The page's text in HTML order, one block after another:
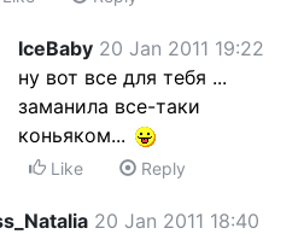
IceBaby 20 Jan 2011 19:22
ну вот все для тебя ...
заманила все-таки
коньяком...
Like Reply
20 Jan 2011 18:40